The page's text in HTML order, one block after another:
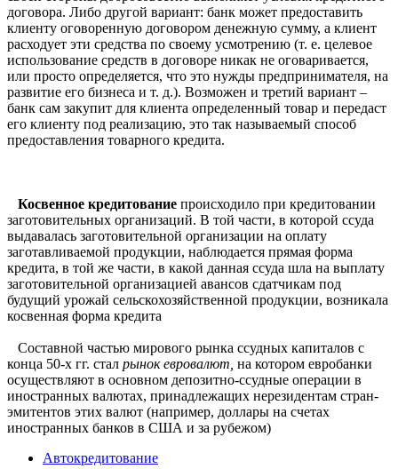
договора. Либо другой вариант: банк может предоставить
клиенту оговоренную договором денежную сумму, а клиент
расходует эти средства по своему усмотрению (т. е. целевое
использование средств в договоре никак не оговаривается,
или просто определяется, что это нужды предпринимателя, на
развитие его бизнеса и т. д.). Возможен и третий вариант –
банк сам закупит для клиента определенный товар и передаст
его клиенту под реализацию, это так называемый способ
предоставления товарного кредита.
Косвенное кредитование происходило при кредитовании
заготовительных организаций. В той части, в которой ссуда
выдавалась заготовительной организации на оплату
заготавливаемой продукции, наблюдается прямая форма
кредита, в той же части, в какой данная ссуда шла на выплату
заготовительной организацией авансов сдатчикам под
будущий урожай сельскохозяйственной продукции, возникала
косвенная форма кредита
Составной частью мирового рынка ссудных капиталов с
конца 50-х гг. стал рынок евровалют, на котором евробанки
осуществляют в основном депозитно-ссудные операции в
иностранных валютах, принадлежащих нерезидентам стран-
эмитентов этих валют (например, доллары на счетах
иностранных банков в США и за рубежом)
Автокредитование